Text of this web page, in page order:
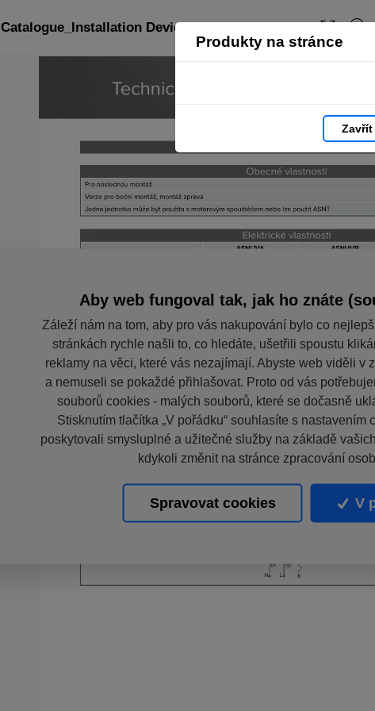
Produkty na stránce
Zavřít
Catalogue_Installation Devices_CZ: strana 346
Aby web fungoval tak, jak ho znáte
Záleží nám na tom, aby pro vás nakupování bylo co
stránkách rychle našli to, co hledáte, ušetřili spoustu
reklamy na věci, které vás nezajímají. Abyste web viděli v
a nemuseli se pokaždé přihlašovat. Proto od vás
souborů cookies - malých souborů, které se dočasně
Stisknutím tlačítka „V pořádku“ souhlasíte s nastavením
poskytovali smysluplné a užitečné služby na základě
kdykoli změnit na stránce zpracování
Spravovat cookies V